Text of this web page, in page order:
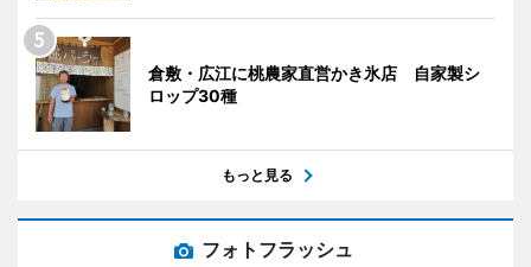
倉敷・広江に桃農家直営かき氷店 自家製シ
ロップ30種
もっと見る
フォトフラッシュ